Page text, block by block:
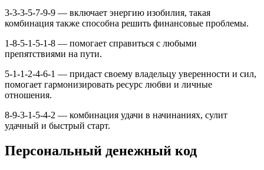
3-3-3-5-7-9-9 — включает энергию изобилия, такая
комбинация также способна решить финансовые проблемы.
1-8-5-1-5-1-8 — помогает справиться с любыми
препятствиями на пути.
5-1-1-2-4-6-1 — придаст своему владельцу уверенности и сил,
помогает гармонизировать ресурс любви и личные
отношения.
8-9-3-1-5-4-2 — комбинация удачи в начинаниях, сулит
удачный и быстрый старт.
Персональный денежный код